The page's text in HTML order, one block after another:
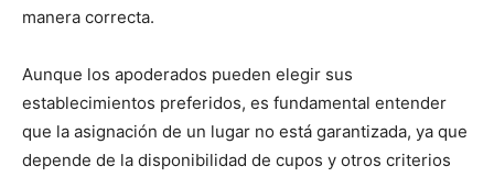
manera correcta.
Aunque los apoderados pueden elegir sus
establecimientos preferidos, es fundamental entender
que la asignación de un lugar no está garantizada, ya que
depende de la disponibilidad de cupos y otros criterios